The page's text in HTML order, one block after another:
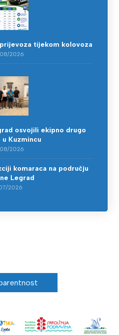
tijekom kolovoza
2026
osvojili ekipno drugo
Kuzmincu
2026
komaraca na području
Legrad
2026